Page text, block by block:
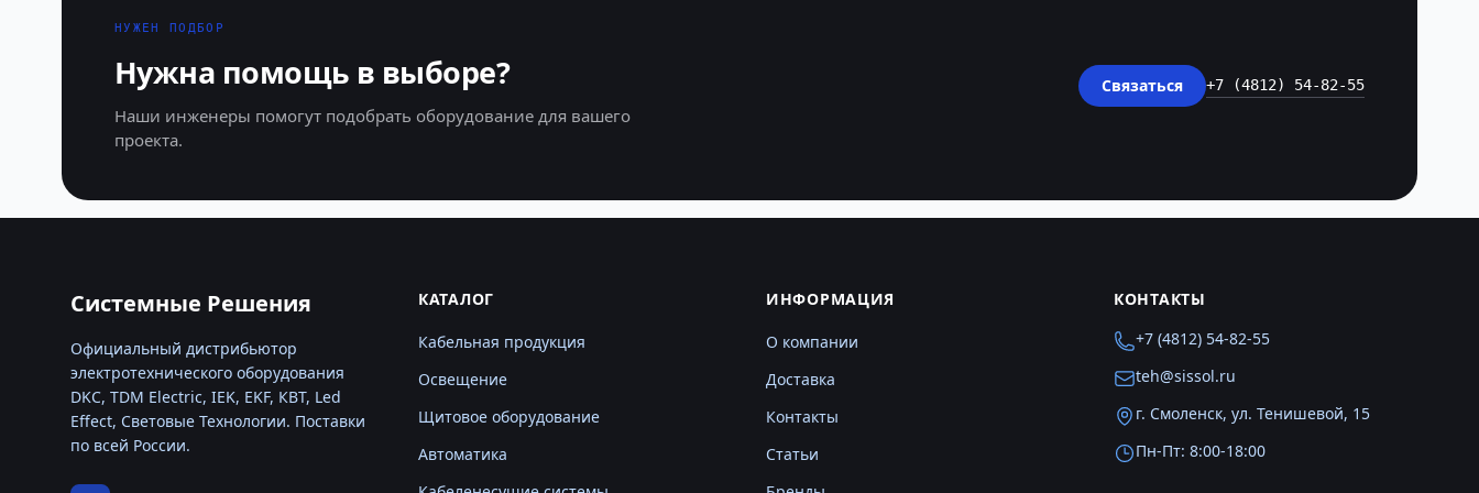
НУЖЕН ПОДБОР
Нужна помощь в выборе?
Наши инженеры помогут подобрать оборудование для вашего
проекта.
Связаться +7 (4812) 54-82-55
Системные Решения
Официальный дистрибьютор
электротехнического оборудования
DKC, TDM Electric, IEK, EKF, КВТ, Led
Effect, Световые Технологии. Поставки
по всей России.
КАТАЛОГ
Кабельная продукция
Освещение
Щитовое оборудование
Автоматика
ИНФОРМАЦИЯ
О компании
Доставка
Контакты
Статьи
КОНТАКТЫ
+7 (4812) 54-82-55
teh@sissol.ru
г. Смоленск, ул. Тенишевой, 15
Пн-Пт: 8:00-18:00